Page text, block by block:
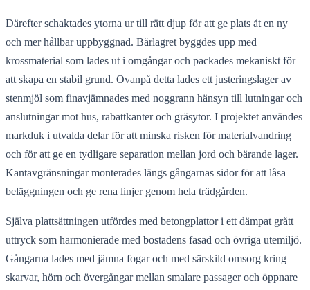
Därefter schaktades ytorna ur till rätt djup för att ge plats åt en ny
och mer hållbar uppbyggnad. Bärlagret byggdes upp med
krossmaterial som lades ut i omgångar och packades mekaniskt för
att skapa en stabil grund. Ovanpå detta lades ett justeringslager av
stenmjöl som finavjämnades med noggrann hänsyn till lutningar och
anslutningar mot hus, rabattkanter och gräsytor. I projektet användes
markduk i utvalda delar för att minska risken för materialvandring
och för att ge en tydligare separation mellan jord och bärande lager.
Kantavgränsningar monterades längs gångarnas sidor för att låsa
beläggningen och ge rena linjer genom hela trädgården.
Själva plattsättningen utfördes med betongplattor i ett dämpat grått
uttryck som harmonierade med bostadens fasad och övriga utemiljö.
Gångarna lades med jämna fogar och med särskild omsorg kring
skarvar, hörn och övergångar mellan smalare passager och öppnare